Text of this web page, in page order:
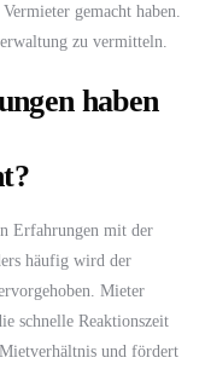
gemacht haben.
zu vermitteln.
haben
Erfahrungen mit der
häufig wird der
Mieter
schnelle Reaktionszeit
und fördert